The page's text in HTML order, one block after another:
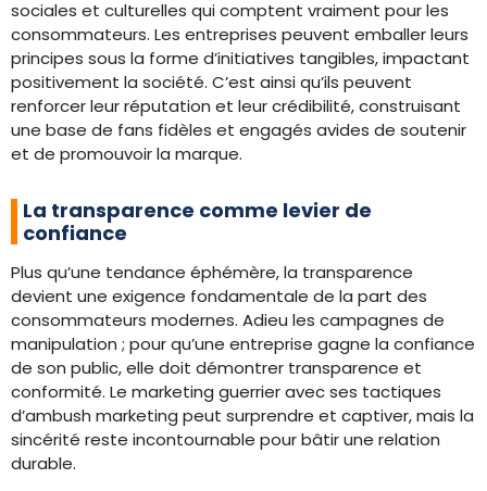
sociales et culturelles qui comptent vraiment pour les
consommateurs. Les entreprises peuvent emballer leurs
principes sous la forme d’initiatives tangibles, impactant
positivement la société. C’est ainsi qu’ils peuvent
renforcer leur réputation et leur crédibilité, construisant
une base de fans fidèles et engagés avides de soutenir
et de promouvoir la marque.
La transparence comme levier de
confiance
Plus qu’une tendance éphémère, la transparence
devient une exigence fondamentale de la part des
consommateurs modernes. Adieu les campagnes de
manipulation ; pour qu’une entreprise gagne la confiance
de son public, elle doit démontrer transparence et
conformité. Le marketing guerrier avec ses tactiques
d’ambush marketing peut surprendre et captiver, mais la
sincérité reste incontournable pour bâtir une relation
durable.